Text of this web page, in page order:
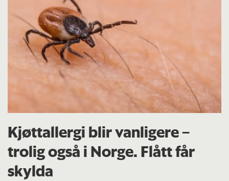
Kjøttallergi blir vanligere –
trolig også i Norge. Flått får
skylda